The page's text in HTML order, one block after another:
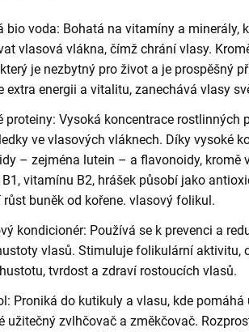
bio voda: Bohatá na vitamíny a minerály,
vlasová vlákna, čímž chrání vlasy.
je nezbytný pro život a je prospěšný
extra energii a vitalitu, zanechává vlasy
proteiny: Vysoká koncentrace rostlinných
ve vlasových vláknech. Díky vysoké
– zejména lutein – a flavonoidy, kromě
vitamínu B2, hrášek působí jako
buněk od kořene. vlasový folikul.
kondicionér: Používá se k prevenci a
vlasů. Stimuluje folikulární aktivitu,
tvrdost a zdraví rostoucích vlasů.
Proniká do kutikuly a vlasu, kde
užitečný zvlhčovač a změkčovač.